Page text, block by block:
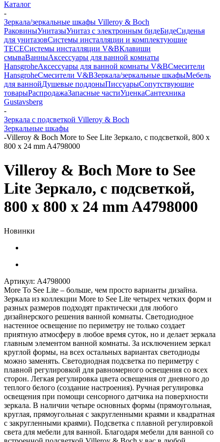
Каталог
-
Зеркала/зеркальные шкафы Villeroy & Boch
РаковиныУнитазыУнитаз с электронным бидеБидеСиденья
для унитазовСистемы инсталляции и комплектующие
TECEСистемы инсталляции V&BКлавиши
смываВанныАксессуары для ванной комнаты
HansgroheАксессуары для ванной комнаты V&BСмесители
HansgroheСмесители V&BЗеркала/зеркальные шкафыМебель
для ваннойДушевые поддоныПиссуарыСопутствующие
товарыРаспродажаЗапасные частиУценкаСантехника
Gustavsberg
-
Зеркала с подсветкой Villeroy & Boch
Зеркальные шкафы
-Villeroy & Boch More to See Lite Зеркало, с подсветкой, 800 x
800 x 24 mm A4798000
Villeroy & Boch More to See
Lite Зеркало, с подсветкой,
800 x 800 x 24 mm A4798000
Новинки
Артикул: A4798000
More To See Lite – больше, чем просто варианты дизайна.
Зеркала из коллекции More to See Lite четырех четких форм и
разных размеров подходят практически для любого
дизайнерского решения ванной комнаты. Светодиодное
настенное освещение по периметру не только создает
приятную атмосферу в любое время суток, но и делает зеркала
главным элементом ванной комнаты. За исключением зеркал
круглой формы, на всех остальных вариантах светодиоды
можно заменять. Светодиодная подсветка по периметру с
плавной регулировкой для равномерного освещения со всех
сторон. Легкая регулировка цвета освещения от дневного до
теплого белого (создание настроения). Ручная регулировка
освещения при помощи сенсорного датчика на поверхности
зеркала. В наличии четыре основных формы (прямоугольная,
круглая, прямоугольная с закругленными краями и квадратная
с закругленными краями). Подсветка с плавной регулировкой
света для мебели для ванной. Благодаря мебели для ванной со